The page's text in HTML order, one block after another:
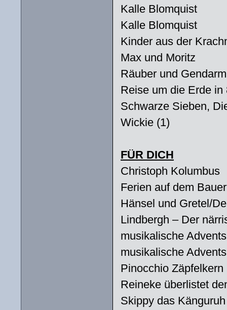
Kalle Blomquist
Kalle Blomquist
Kinder aus der
Max und Moritz
Räuber und
Reise um die Erde in
Schwarze Sieben,
Wickie (1)
FÜR DICH
Christoph Kolumbus
Ferien auf dem
Hänsel und Gretel/
Lindbergh – Der
musikalische
musikalische
Pinocchio Zäpfelkern
Reineke überlistet
Skippy das Känguruh